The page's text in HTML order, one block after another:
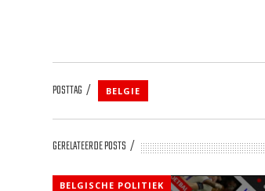
POSTTAG BELGIE
GERELATEERDE POSTS
BELGISCHE POLITIEK